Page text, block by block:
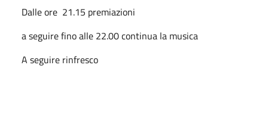
Dalle ore 21.15 premiazioni
a seguire fino alle 22.00 continua la musica
A seguire rinfresco